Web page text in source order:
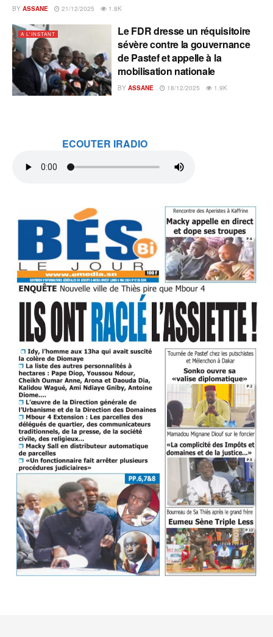
BY ASSANE 21/12/2025 1.8K
A L'INSTANT
Le FDR dresse un réquisitoire
sévère contre la gouvernance
de Pastef et appelle à la
mobilisation nationale
BY ASSANE 18/12/2025 1.9K
ECOUTER IRADIO